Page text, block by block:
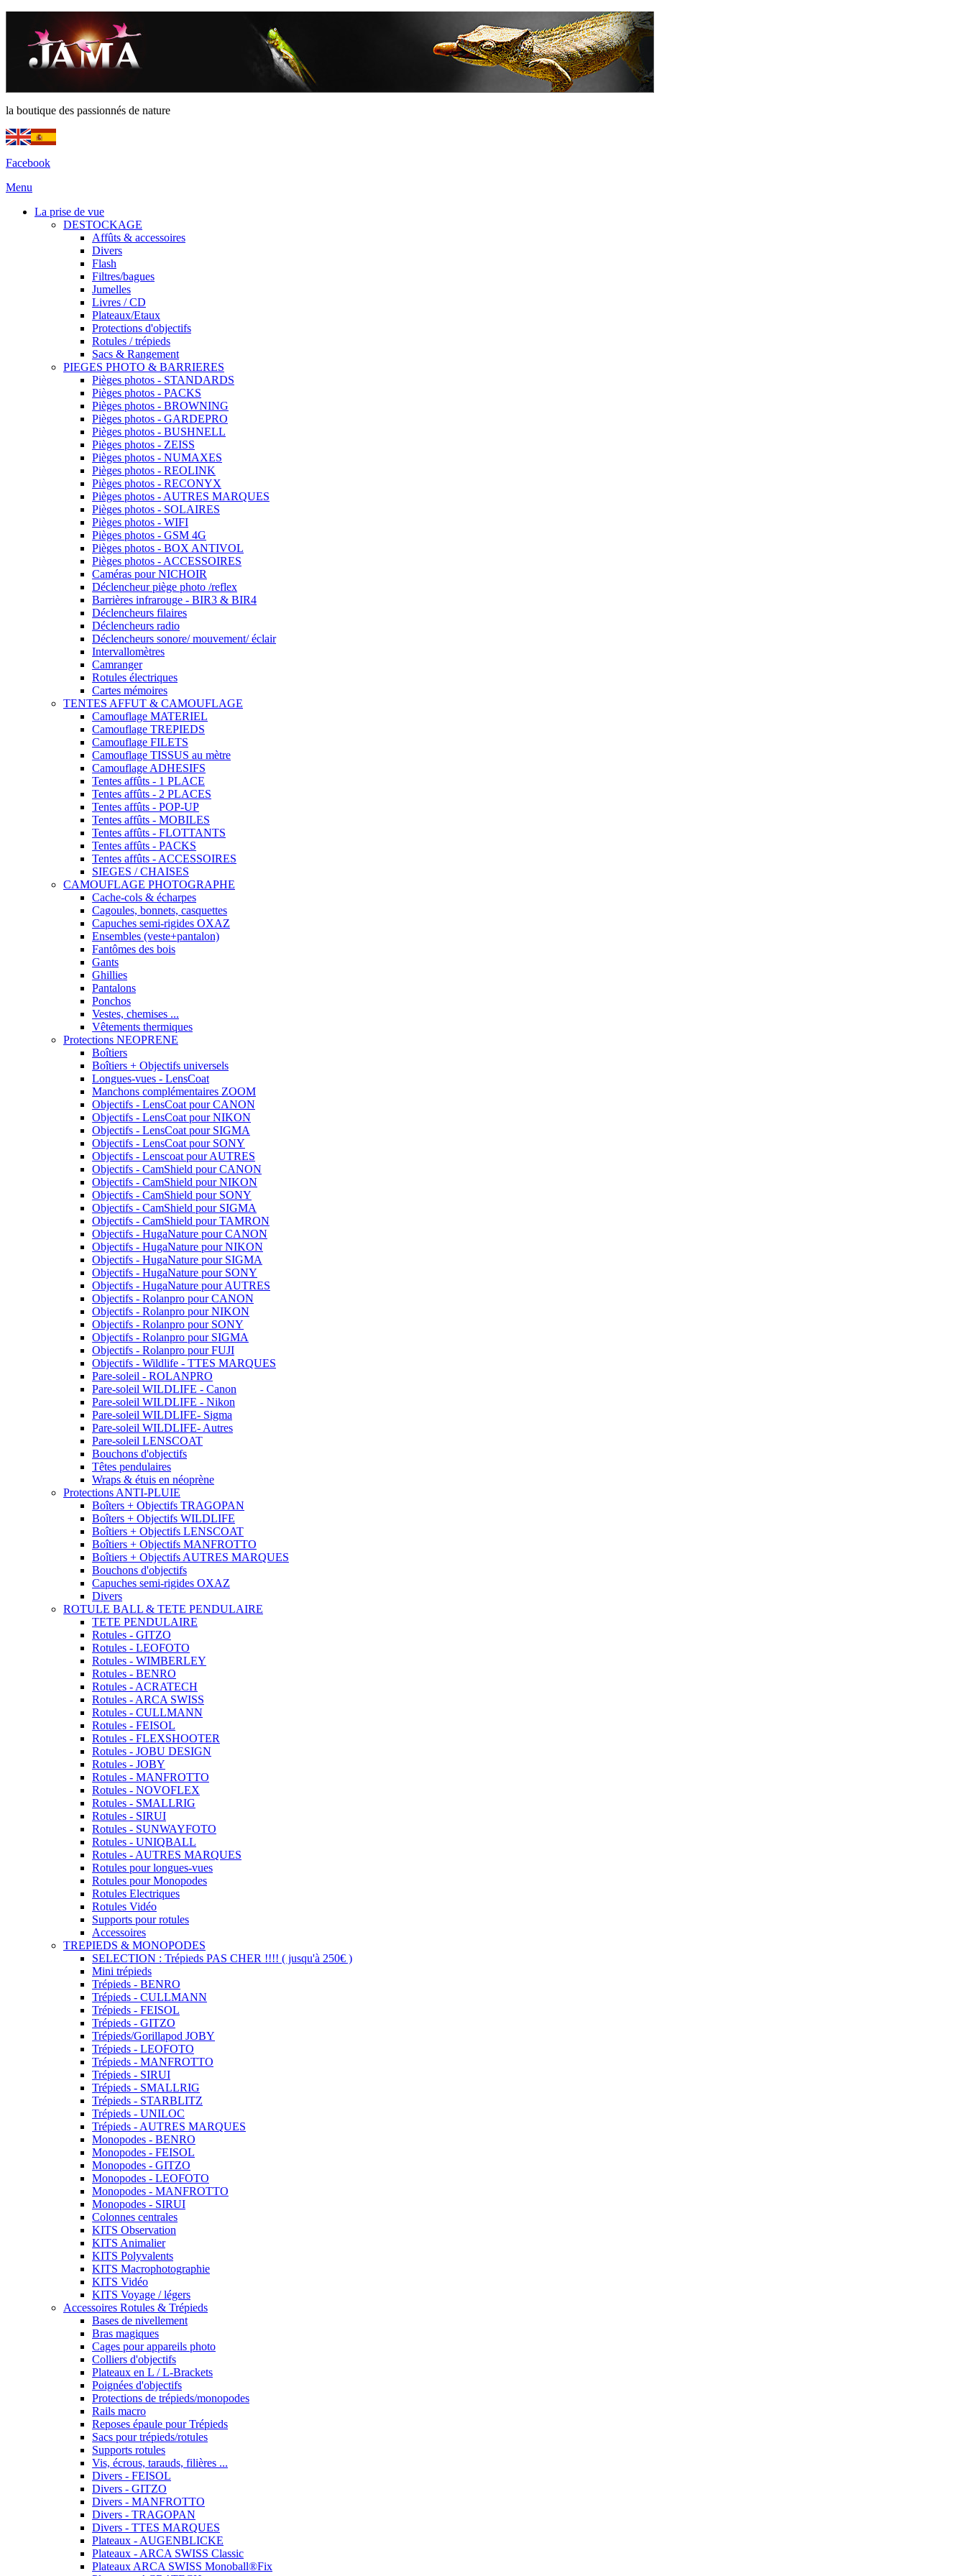
la boutique des passionnés de nature
Facebook
Menu
La prise de vue
DESTOCKAGE
Affûts & accessoires
Divers
Flash
Filtres/bagues
Jumelles
Livres / CD
Plateaux/Etaux
Protections d'objectifs
Rotules / trépieds
Sacs & Rangement
PIEGES PHOTO & BARRIERES
Pièges photos - STANDARDS
Pièges photos - PACKS
Pièges photos - BROWNING
Pièges photos - GARDEPRO
Pièges photos - BUSHNELL
Pièges photos - ZEISS
Pièges photos - NUMAXES
Pièges photos - REOLINK
Pièges photos - RECONYX
Pièges photos - AUTRES MARQUES
Pièges photos - SOLAIRES
Pièges photos - WIFI
Pièges photos - GSM 4G
Pièges photos - BOX ANTIVOL
Pièges photos - ACCESSOIRES
Caméras pour NICHOIR
Déclencheur piège photo /reflex
Barrières infrarouge - BIR3 & BIR4
Déclencheurs filaires
Déclencheurs radio
Déclencheurs sonore/ mouvement/ éclair
Intervallomètres
Camranger
Rotules électriques
Cartes mémoires
TENTES AFFUT & CAMOUFLAGE
Camouflage MATERIEL
Camouflage TREPIEDS
Camouflage FILETS
Camouflage TISSUS au mètre
Camouflage ADHESIFS
Tentes affûts - 1 PLACE
Tentes affûts - 2 PLACES
Tentes affûts - POP-UP
Tentes affûts - MOBILES
Tentes affûts - FLOTTANTS
Tentes affûts - PACKS
Tentes affûts - ACCESSOIRES
SIEGES / CHAISES
CAMOUFLAGE PHOTOGRAPHE
Cache-cols & écharpes
Cagoules, bonnets, casquettes
Capuches semi-rigides OXAZ
Ensembles (veste+pantalon)
Fantômes des bois
Gants
Ghillies
Pantalons
Ponchos
Vestes, chemises ...
Vêtements thermiques
Protections NEOPRENE
Boîtiers
Boîtiers + Objectifs universels
Longues-vues - LensCoat
Manchons complémentaires ZOOM
Objectifs - LensCoat pour CANON
Objectifs - LensCoat pour NIKON
Objectifs - LensCoat pour SIGMA
Objectifs - LensCoat pour SONY
Objectifs - Lenscoat pour AUTRES
Objectifs - CamShield pour CANON
Objectifs - CamShield pour NIKON
Objectifs - CamShield pour SONY
Objectifs - CamShield pour SIGMA
Objectifs - CamShield pour TAMRON
Objectifs - HugaNature pour CANON
Objectifs - HugaNature pour NIKON
Objectifs - HugaNature pour SIGMA
Objectifs - HugaNature pour SONY
Objectifs - HugaNature pour AUTRES
Objectifs - Rolanpro pour CANON
Objectifs - Rolanpro pour NIKON
Objectifs - Rolanpro pour SONY
Objectifs - Rolanpro pour SIGMA
Objectifs - Rolanpro pour FUJI
Objectifs - Wildlife - TTES MARQUES
Pare-soleil - ROLANPRO
Pare-soleil WILDLIFE - Canon
Pare-soleil WILDLIFE - Nikon
Pare-soleil WILDLIFE- Sigma
Pare-soleil WILDLIFE- Autres
Pare-soleil LENSCOAT
Bouchons d'objectifs
Têtes pendulaires
Wraps & étuis en néoprène
Protections ANTI-PLUIE
Boîters + Objectifs TRAGOPAN
Boîters + Objectifs WILDLIFE
Boîtiers + Objectifs LENSCOAT
Boîtiers + Objectifs MANFROTTO
Boîtiers + Objectifs AUTRES MARQUES
Bouchons d'objectifs
Capuches semi-rigides OXAZ
Divers
ROTULE BALL & TETE PENDULAIRE
TETE PENDULAIRE
Rotules - GITZO
Rotules - LEOFOTO
Rotules - WIMBERLEY
Rotules - BENRO
Rotules - ACRATECH
Rotules - ARCA SWISS
Rotules - CULLMANN
Rotules - FEISOL
Rotules - FLEXSHOOTER
Rotules - JOBU DESIGN
Rotules - JOBY
Rotules - MANFROTTO
Rotules - NOVOFLEX
Rotules - SMALLRIG
Rotules - SIRUI
Rotules - SUNWAYFOTO
Rotules - UNIQBALL
Rotules - AUTRES MARQUES
Rotules pour longues-vues
Rotules pour Monopodes
Rotules Electriques
Rotules Vidéo
Supports pour rotules
Accessoires
TREPIEDS & MONOPODES
SELECTION : Trépieds PAS CHER !!!! ( jusqu'à 250€ )
Mini trépieds
Trépieds - BENRO
Trépieds - CULLMANN
Trépieds - FEISOL
Trépieds - GITZO
Trépieds/Gorillapod JOBY
Trépieds - LEOFOTO
Trépieds - MANFROTTO
Trépieds - SIRUI
Trépieds - SMALLRIG
Trépieds - STARBLITZ
Trépieds - UNILOC
Trépieds - AUTRES MARQUES
Monopodes - BENRO
Monopodes - FEISOL
Monopodes - GITZO
Monopodes - LEOFOTO
Monopodes - MANFROTTO
Monopodes - SIRUI
Colonnes centrales
KITS Observation
KITS Animalier
KITS Polyvalents
KITS Macrophotographie
KITS Vidéo
KITS Voyage / légers
Accessoires Rotules & Trépieds
Bases de nivellement
Bras magiques
Cages pour appareils photo
Colliers d'objectifs
Plateaux en L / L-Brackets
Poignées d'objectifs
Protections de trépieds/monopodes
Rails macro
Reposes épaule pour Trépieds
Sacs pour trépieds/rotules
Supports rotules
Vis, écrous, tarauds, filières ...
Divers - FEISOL
Divers - GITZO
Divers - MANFROTTO
Divers - TRAGOPAN
Divers - TTES MARQUES
Plateaux - AUGENBLICKE
Plateaux - ARCA SWISS Classic
Plateaux ARCA SWISS Monoball®Fix